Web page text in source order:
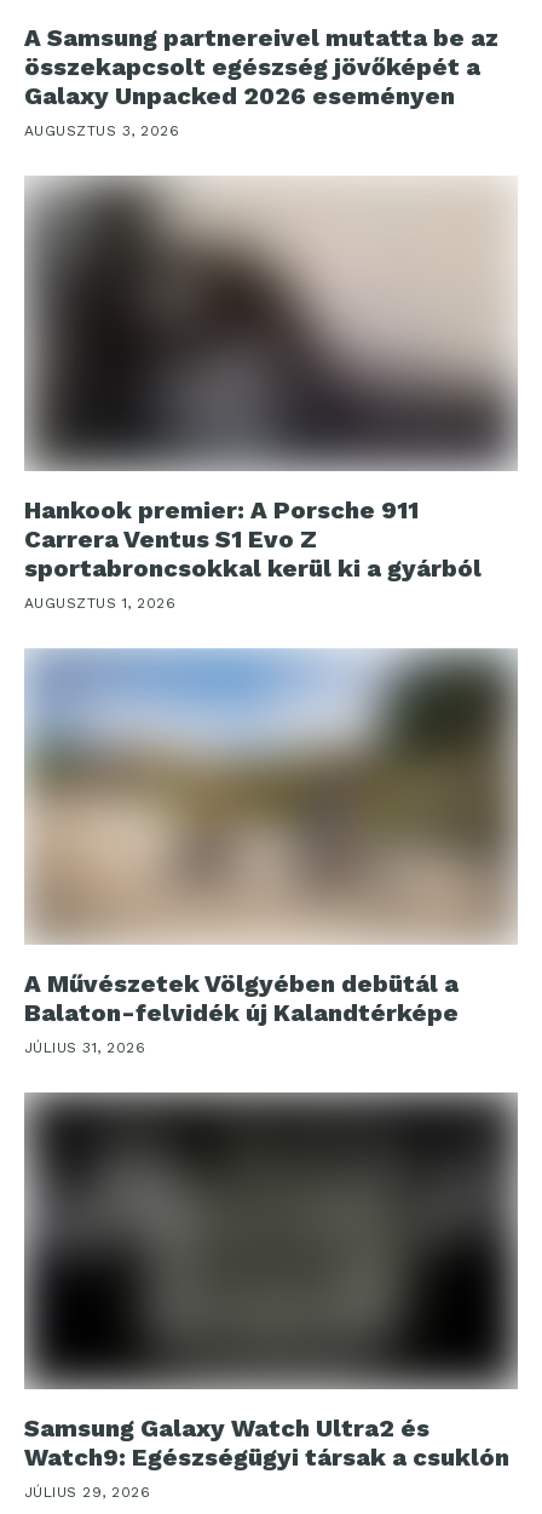
A Samsung partnereivel mutatta be az
összekapcsolt egészség jövőképét a
Galaxy Unpacked 2026 eseményen
AUGUSZTUS 3, 2026
Hankook premier: A Porsche 911
Carrera Ventus S1 Evo Z
sportabroncsokkal kerül ki a gyárból
AUGUSZTUS 1, 2026
A Művészetek Völgyében debütál a
Balaton-felvidék új Kalandtérképe
JÚLIUS 31, 2026
Samsung Galaxy Watch Ultra2 és
Watch9: Egészségügyi társak a csuklón
JÚLIUS 29, 2026